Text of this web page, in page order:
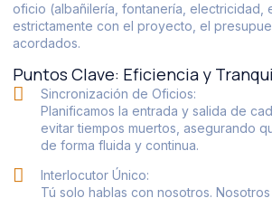
oficio (albañilería, fontanería, electricidad,
estrictamente con el proyecto, el
acordados.
Puntos Clave: Eficiencia y
Sincronización de Oficios:
Planificamos la entrada y salida de
evitar tiempos muertos, asegurando
de forma fluida y continua.
Interlocutor Único:
Tú solo hablas con nosotros.